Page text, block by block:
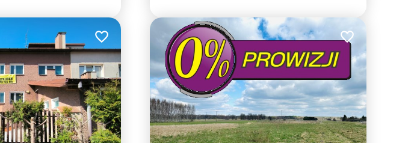
Dodaj do ulubionych Dodaj do